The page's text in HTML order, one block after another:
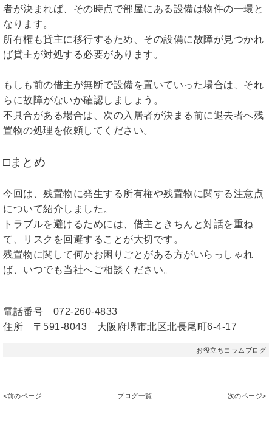
者が決まれば、その時点で部屋にある設備は物件の一環と
なります。
所有権も貸主に移行するため、その設備に故障が見つかれ
ば貸主が対処する必要があります。
もしも前の借主が無断で設備を置いていった場合は、それ
らに故障がないか確認しましょう。
不具合がある場合は、次の入居者が決まる前に退去者へ残
置物の処理を依頼してください。
□まとめ
今回は、残置物に発生する所有権や残置物に関する注意点
について紹介しました。
トラブルを避けるためには、借主ときちんと対話を重ね
て、リスクを回避することが大切です。
残置物に関して何かお困りごとがある方がいらっしゃれ
ば、いつでも当社へご相談ください。
電話番号 072-260-4833
住所 〒591-8043 大阪府堺市北区北長尾町6-4-17
お役立ちコラムブログ
<前のページ ブログ一覧 次のページ>